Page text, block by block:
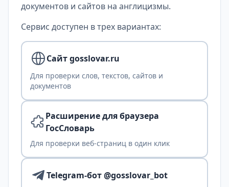
документов и сайтов на англицизмы.
Сервис доступен в трех вариантах:
Сайт gosslovar.ru
Для проверки слов, текстов, сайтов и
документов
Расширение для браузера
ГосСловарь
Для проверки веб-страниц в один клик
Telegram-бот @gosslovar_bot